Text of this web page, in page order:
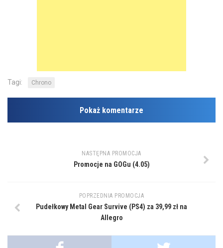
Tagi: Chrono
Pokaż komentarze
NASTĘPNA PROMOCJA
Promocje na GOGu (4.05)
POPRZEDNIA PROMOCJA
Pudełkowy Metal Gear Survive (PS4) za 39,99 zł na
Allegro